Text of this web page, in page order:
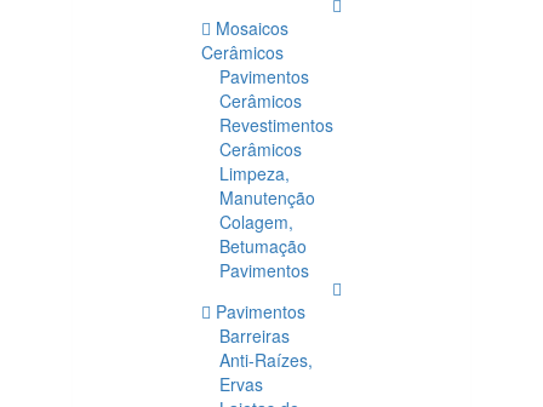
Mosaicos
Cerâmicos
Pavimentos
Cerâmicos
Revestimentos
Cerâmicos
Limpeza,
Manutenção
Colagem,
Betumação
Pavimentos
Pavimentos
Barreiras
Anti-Raízes,
Ervas